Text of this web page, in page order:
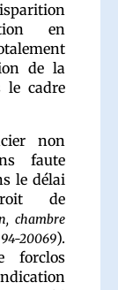
en
de la
le cadre
non
faute
le délai
de
chambre
20069).
forclos